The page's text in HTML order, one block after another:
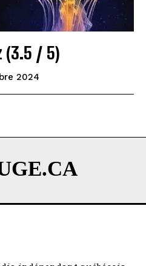
(3.5 / 5)
2024